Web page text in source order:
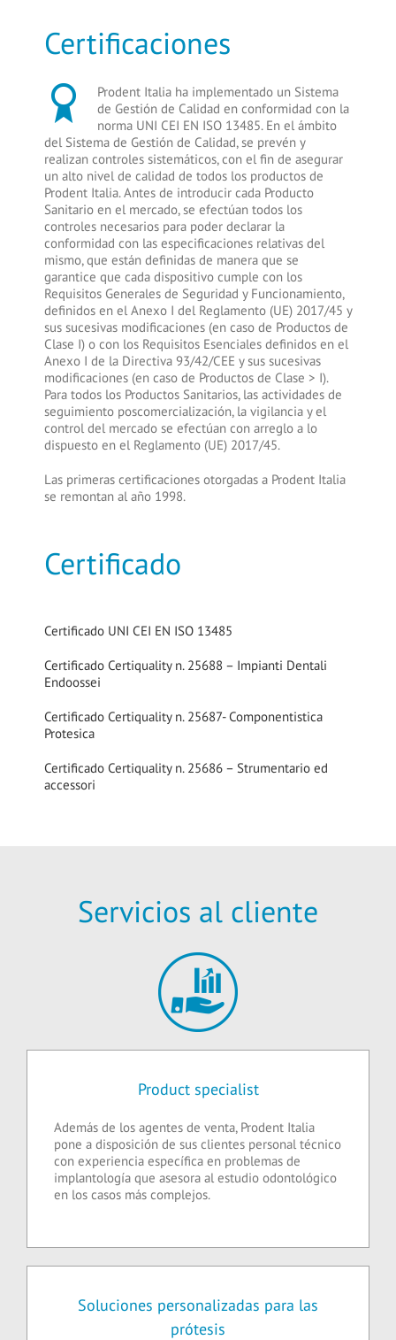
Certificaciones
Prodent Italia ha implementado un Sistema
de Gestión de Calidad en conformidad con la
norma UNI CEI EN ISO 13485. En el ámbito
del Sistema de Gestión de Calidad, se prevén y
realizan controles sistemáticos, con el fin de asegurar
un alto nivel de calidad de todos los productos de
Prodent Italia. Antes de introducir cada Producto
Sanitario en el mercado, se efectúan todos los
controles necesarios para poder declarar la
conformidad con las especificaciones relativas del
mismo, que están definidas de manera que se
garantice que cada dispositivo cumple con los
Requisitos Generales de Seguridad y Funcionamiento,
definidos en el Anexo I del Reglamento (UE) 2017/45 y
sus sucesivas modificaciones (en caso de Productos de
Clase I) o con los Requisitos Esenciales definidos en el
Anexo I de la Directiva 93/42/CEE y sus sucesivas
modificaciones (en caso de Productos de Clase > I).
Para todos los Productos Sanitarios, las actividades de
seguimiento poscomercialización, la vigilancia y el
control del mercado se efectúan con arreglo a lo
dispuesto en el Reglamento (UE) 2017/45.
Las primeras certificaciones otorgadas a Prodent Italia
se remontan al año 1998.
Certificado
Certificado UNI CEI EN ISO 13485
Certificado Certiquality n. 25688 – Impianti Dentali
Endoossei
Certificado Certiquality n. 25687- Componentistica
Protesica
Certificado Certiquality n. 25686 – Strumentario ed
accessori
Servicios al cliente
Product specialist
Además de los agentes de venta, Prodent Italia
pone a disposición de sus clientes personal técnico
con experiencia específica en problemas de
implantología que asesora al estudio odontológico
en los casos más complejos.
Soluciones personalizadas para las
prótesis